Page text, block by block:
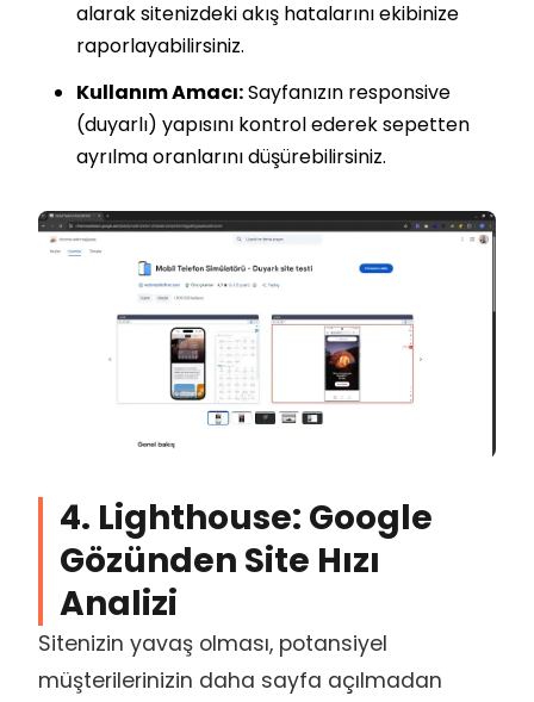
alarak sitenizdeki akış hatalarını ekibinize
raporlayabilirsiniz.
Kullanım Amacı:Sayfanızın responsive
(duyarlı) yapısını kontrol ederek sepetten
ayrılma oranlarını düşürebilirsiniz.
4. Lighthouse: Google
Gözünden Site Hızı
Analizi
Sitenizin yavaş olması, potansiyel
müşterilerinizin daha sayfa açılmadan